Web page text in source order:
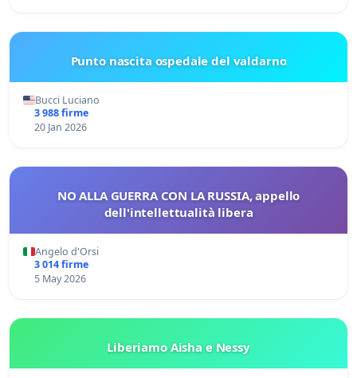
Punto nascita ospedale del valdarno
Bucci Luciano
3 988 firme
20 Jan 2026
NO ALLA GUERRA CON LA RUSSIA, appello
dell'intellettualità libera
Angelo d'Orsi
3 014 firme
5 May 2026
Liberiamo Aisha e Nessy